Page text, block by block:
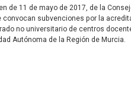
de 11 de mayo de 2017, de la
convocan subvenciones por la
no universitario de centros
Autónoma de la Región de Murcia.